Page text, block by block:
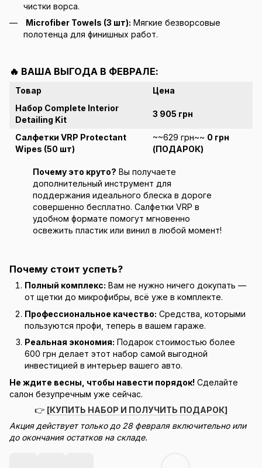
чистки ворса.
Microfiber Towels (3 шт): Мягкие безворсовые
полотенца для финишных работ.
🔥 ВАША ВЫГОДА В ФЕВРАЛЕ:
Товар
Цена
Набор Complete Interior
Detailing Kit
3 905 грн
Салфетки VRP Protectant
Wipes (50 шт)
~~629 грн~~ 0 грн
(ПОДАРОК)
Почему это круто? Вы получаете
дополнительный инструмент для
поддержания идеального блеска в дороге
совершенно бесплатно. Салфетки VRP в
удобном формате помогут мгновенно
освежить пластик или винил в любой момент!
Почему стоит успеть?
Полный комплекс: Вам не нужно ничего докупать —
от щетки до микрофибры, всё уже в комплекте.
Профессиональное качество: Средства, которыми
пользуются профи, теперь в вашем гараже.
Реальная экономия: Подарок стоимостью более
600 грн делает этот набор самой выгодной
инвестицией в интерьер вашего авто.
Не ждите весны, чтобы навести порядок! Сделайте
салон безупречным уже сейчас.
👉 [КУПИТЬ НАБОР И ПОЛУЧИТЬ ПОДАРОК]
Акция действует только до 28 февраля включительно или
до окончания остатков на складе.